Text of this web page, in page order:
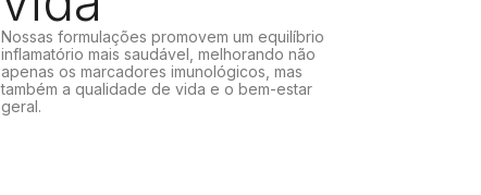
Nossas formulações promovem um equilíbrio
inflamatório mais saudável, melhorando não
apenas os marcadores imunológicos, mas
também a qualidade de vida e o bem-estar
geral.